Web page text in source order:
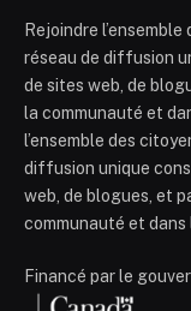
Rejoindre
réseau de diffusion
de sites web, de
la communauté et
l’ensemble des
diffusion unique
web, de blogues, et
communauté et
Financé par le